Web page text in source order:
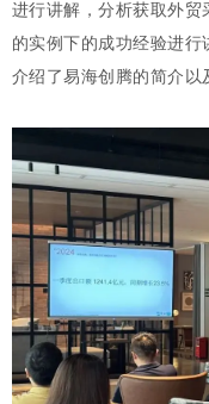
进行讲解，分析获取外贸
的实例下的成功经验进行
介绍了易海创腾的简介以